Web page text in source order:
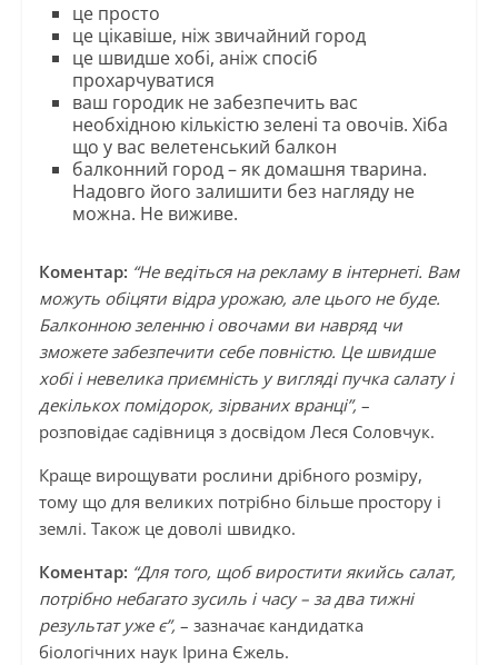
це просто
це цікавіше, ніж звичайний город
це швидше хобі, аніж спосіб
прохарчуватися
ваш городик не забезпечить вас
необхідною кількістю зелені та овочів. Хіба
що у вас велетенський балкон
балконний город – як домашня тварина.
Надовго його залишити без нагляду не
можна. Не виживе.
Коментар: “Не ведіться на рекламу в інтернеті. Вам
можуть обіцяти відра урожаю, але цього не буде.
Балконною зеленню і овочами ви навряд чи
зможете забезпечити себе повністю. Це швидше
хобі і невелика приємність у вигляді пучка салату і
декількох помідорок, зірваних вранці”, –
розповідає садівниця з досвідом Леся Соловчук.
Краще вирощувати рослини дрібного розміру,
тому що для великих потрібно більше простору і
землі. Також це доволі швидко.
Коментар: “Для того, щоб виростити якийсь салат,
потрібно небагато зусиль і часу – за два тижні
результат уже є”, – зазначає кандидатка
біологічних наук Ірина Єжель.